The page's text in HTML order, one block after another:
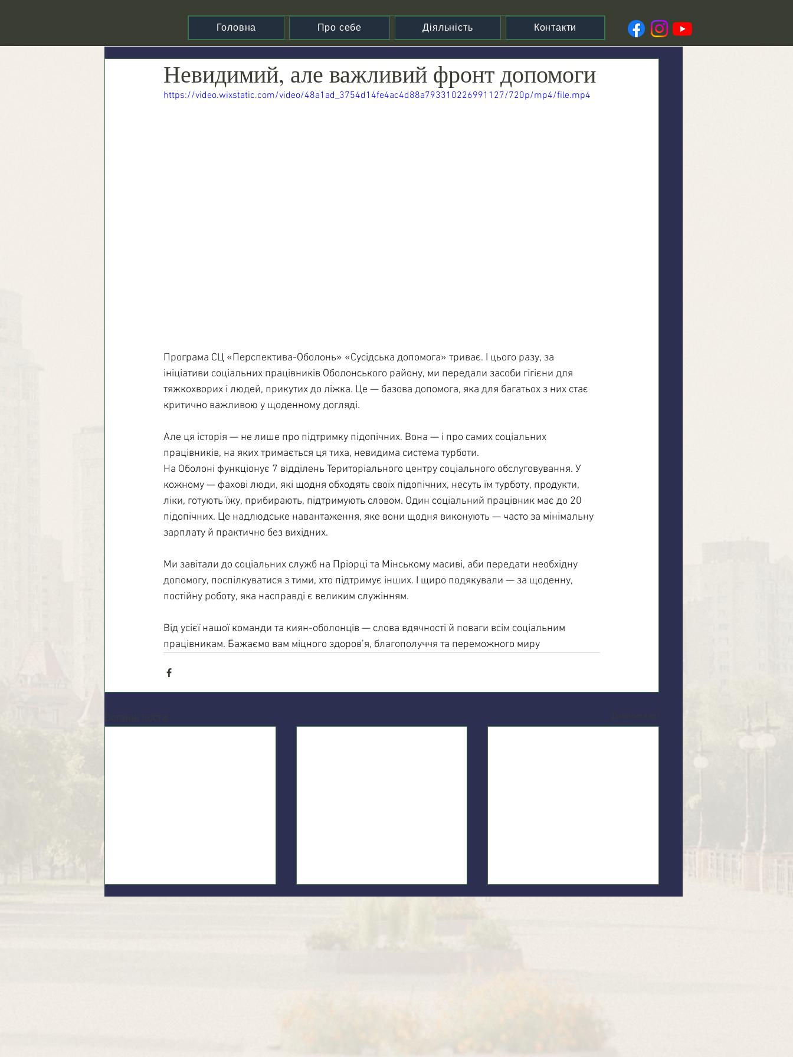
Головна Про себе Діяльність Контакти
Невидимий, але важливий фронт допомоги
https://video.wixstatic.com/video/48a1ad_3754d14fe4ac4d88a793310226991127/720p/mp4/file.mp4
Програма СЦ «Перспектива-Оболонь» «Сусідська допомога» триває. І цього разу, за
ініціативи соціальних працівників Оболонського району, ми передали засоби гігієни для
тяжкохворих і людей, прикутих до ліжка. Це — базова допомога, яка для багатьох з них стає
критично важливою у щоденному догляді.
Але ця історія — не лише про підтримку підопічних. Вона — і про самих соціальних
працівників, на яких тримається ця тиха, невидима система турботи.
На Оболоні функціонує 7 відділень Територіального центру соціального обслуговування. У
кожному — фахові люди, які щодня обходять своїх підопічних, несуть їм турботу, продукти,
ліки, готують їжу, прибирають, підтримують словом. Один соціальний працівник має до 20
підопічних. Це надлюдське навантаження, яке вони щодня виконують — часто за мінімальну
зарплату й практично без вихідних.
Ми завітали до соціальних служб на Пріорці та Мінському масиві, аби передати необхідну
допомогу, поспілкуватися з тими, хто підтримує інших. І щиро подякували — за щоденну,
постійну роботу, яка насправді є великим служінням.
Від усієї нашої команди та киян-оболонців — слова вдячності й поваги всім соціальним
працівникам. Бажаємо вам міцного здоров’я, благополуччя та переможного миру
Останні пости Дивитися всі